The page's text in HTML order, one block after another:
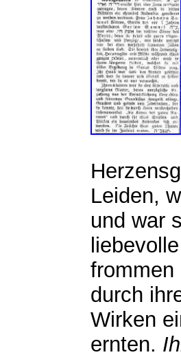
Leiden,
und war
frommen
durch
Wirken
ernten.